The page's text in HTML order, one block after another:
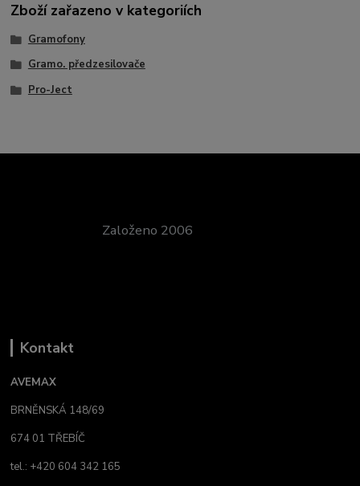
Zboží zařazeno v kategoriích
Gramofony
Gramo. předzesilovače
Pro-Ject
Založeno 2006
Kontakt
AVEMAX
BRNĚNSKÁ 148/69
674 01 TŘEBÍČ
tel.: +420 604 342 165